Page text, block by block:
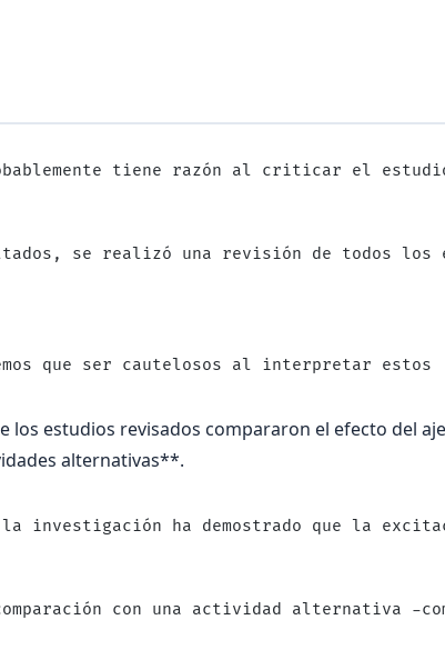
tiene razón al criticar el
se realizó una revisión de todos los
que ser cautelosos al interpretar
los estudios revisados ​​compararon el efecto del
alternativas**.
la investigación ha demostrado que la
con una actividad